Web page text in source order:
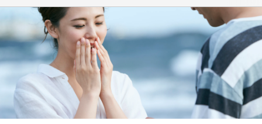
プロポーズ知恵袋 アイプリモについて